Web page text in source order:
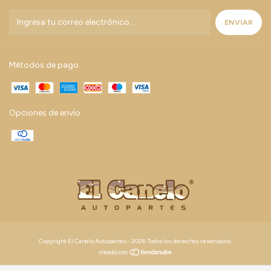
Métodos de pago
Opciones de envío
Copyright El Canelo Autopartes - 2026. Todos los derechos reservados.